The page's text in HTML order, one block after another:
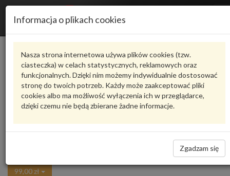
Informacja o plikach cookies
Nasza strona internetowa używa plików cookies (tzw.
ciasteczka) w celach statystycznych, reklamowych oraz
funkcjonalnych. Dzięki nim możemy indywidualnie dostosować
stronę do twoich potrzeb. Każdy może zaakceptować pliki
cookies albo ma możliwość wyłączenia ich w przeglądarce,
dzięki czemu nie będą zbierane żadne informacje.
Zgadzam się
Karta produktu
8E0072700VAG
VAG - produkt oryginalny VW AUDI SEAT SKODA
ZESTAW CZĘŚCI Audi A4 B6 8E0072700 VAG
99,00 zł